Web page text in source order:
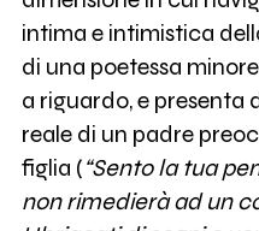
intima e intimistica
di una poetessa
a riguardo, e presenta
reale di un padre
figlia (“Sento la tua
non rimedierà ad un